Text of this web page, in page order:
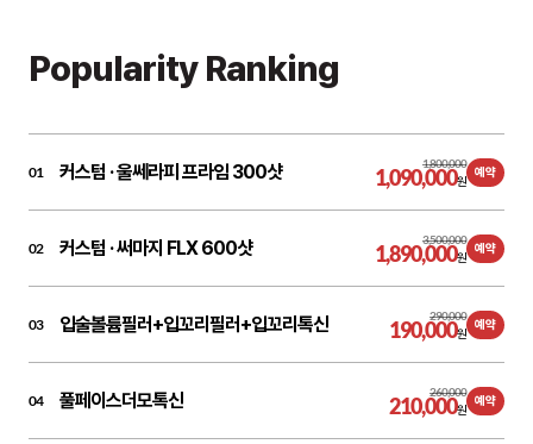
Popularity Ranking
01 커스텀 ·울쎄라피 프라임 300샷 1,800,000
1,090,000원
예약
02 커스텀 ·써마지 FLX 600샷 3,500,000
1,890,000원
예약
03 입술볼륨필러+입꼬리필러+입꼬리톡신 290,000
190,000원
예약
04 풀페이스더모톡신 260,000
210,000원
예약